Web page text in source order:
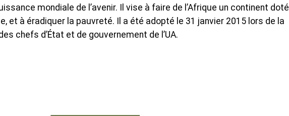
mondiale de l’avenir. Il vise à faire de l’Afrique un continent doté
et à éradiquer la pauvreté. Il a été adopté le 31 janvier 2015 lors de la
chefs d’État et de gouvernement de l’UA.